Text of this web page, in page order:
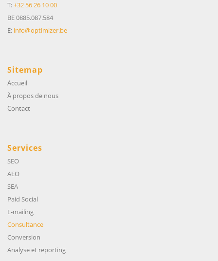
T:+32 56 26 10 00
BE 0885.087.584
E: info@optimizer.be
Sitemap
Accueil
À propos de nous
Contact
Services
SEO
AEO
SEA
Paid Social
E-mailing
Consultance
Conversion
Analyse et reporting